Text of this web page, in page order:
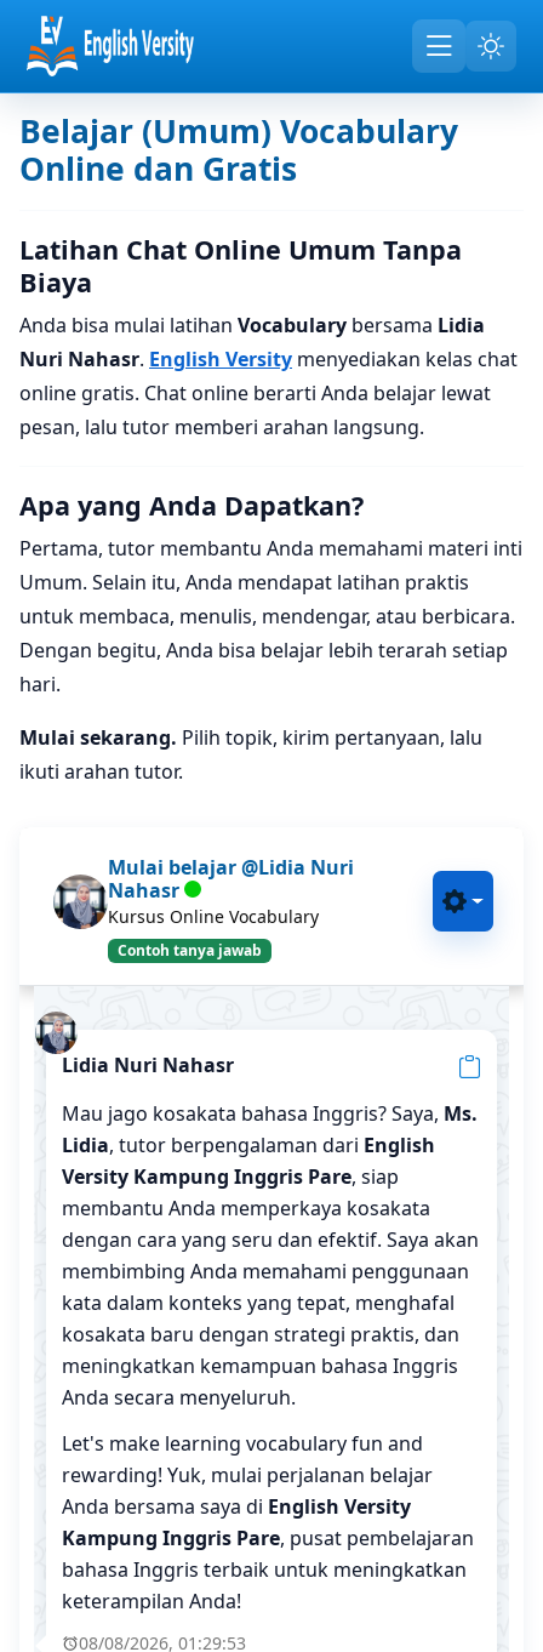
Belajar (Umum) Vocabulary
Online dan Gratis
Latihan Chat Online Umum Tanpa
Biaya
Anda bisa mulai latihan Vocabulary bersama Lidia
Nuri Nahasr. English Versity menyediakan kelas chat
online gratis. Chat online berarti Anda belajar lewat
pesan, lalu tutor memberi arahan langsung.
Apa yang Anda Dapatkan?
Pertama, tutor membantu Anda memahami materi inti
Umum. Selain itu, Anda mendapat latihan praktis
untuk membaca, menulis, mendengar, atau berbicara.
Dengan begitu, Anda bisa belajar lebih terarah setiap
hari.
Mulai sekarang. Pilih topik, kirim pertanyaan, lalu
ikuti arahan tutor.
Mulai belajar @Lidia Nuri
Nahasr
Kursus Online Vocabulary
Contoh tanya jawab
Lidia Nuri Nahasr
Mau jago kosakata bahasa Inggris? Saya, Ms.
Lidia, tutor berpengalaman dari English
Versity Kampung Inggris Pare, siap
membantu Anda memperkaya kosakata
dengan cara yang seru dan efektif. Saya akan
membimbing Anda memahami penggunaan
kata dalam konteks yang tepat, menghafal
kosakata baru dengan strategi praktis, dan
meningkatkan kemampuan bahasa Inggris
Anda secara menyeluruh.
Let's make learning vocabulary fun and
rewarding! Yuk, mulai perjalanan belajar
Anda bersama saya di English Versity
Kampung Inggris Pare, pusat pembelajaran
bahasa Inggris terbaik untuk meningkatkan
keterampilan Anda!
08/08/2026, 01:29:53